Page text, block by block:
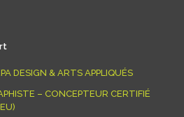
DESIGN & ARTS APPLIQUÉS
– CONCEPTEUR CERTIFIÉ